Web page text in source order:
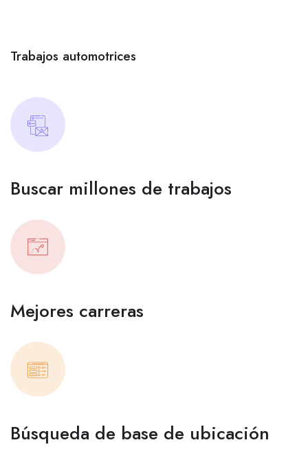
Trabajos automotrices
Buscar millones de trabajos
Mejores carreras
Búsqueda de base de ubicación